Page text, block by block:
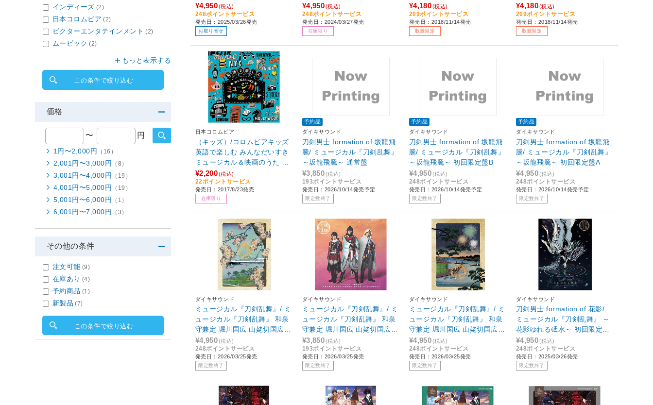
A
¥4,950(税込)
248ポイントサービス
発売日：2025/03/26発売
お取り寄せ
Op．5- 特装版（初回数量限定
生産盤）
¥4,950(税込)
248ポイントサービス
発売日：2024/03/27発売
在庫限り
～ 初回限定盤A 【sof001】
¥4,180(税込)
209ポイントサービス
発売日：2018/11/14発売
数量限定
～ 初回限定盤B 【sof001】
¥4,180(税込)
209ポイントサービス
発売日：2018/11/14発売
数量限定
日本コロムビア
（キッズ）/コロムビアキッズ
英語で楽しむ みんなだいすき
ミュージカル＆映画のうた CD
【864】
¥2,200(税込)
22ポイントサービス
発売日：2017/8/23発売
在庫限り
予約品
ダイキサウンド
刀剣男士 formation of 坂龍飛
騰/ ミュージカル『刀剣乱舞』
～坂龍飛騰～ 通常盤
¥3,850(税込)
193ポイントサービス
発売日：2026/10/14発売予定
限定数終了
予約品
ダイキサウンド
刀剣男士 formation of 坂龍飛
騰/ ミュージカル『刀剣乱舞』
～坂龍飛騰～ 初回限定盤B
¥4,950(税込)
248ポイントサービス
発売日：2026/10/14発売予定
限定数終了
予約品
ダイキサウンド
刀剣男士 formation of 坂龍飛
騰/ ミュージカル『刀剣乱舞』
～坂龍飛騰～ 初回限定盤A
¥4,950(税込)
248ポイントサービス
発売日：2026/10/14発売予定
限定数終了
ダイキサウンド
ミュージカル『刀剣乱舞』/ ミ
ュージカル『刀剣乱舞』 和泉
守兼定 堀川国広 山姥切国広
参騎出陣 ～八百八町膝栗毛～
初回限定盤A
¥4,950(税込)
248ポイントサービス
発売日：2026/03/25発売
限定数終了
ダイキサウンド
ミュージカル『刀剣乱舞』/ ミ
ュージカル『刀剣乱舞』 和泉
守兼定 堀川国広 山姥切国広
参騎出陣 ～八百八町膝栗毛～
通常盤
¥3,850(税込)
193ポイントサービス
発売日：2026/03/25発売
限定数終了
ダイキサウンド
ミュージカル『刀剣乱舞』/ ミ
ュージカル『刀剣乱舞』 和泉
守兼定 堀川国広 山姥切国広
参騎出陣 ～八百八町膝栗毛～
初回限定盤B
¥4,950(税込)
248ポイントサービス
発売日：2026/03/25発売
限定数終了
ダイキサウンド
刀剣男士 formation of 花影/
ミュージカル『刀剣乱舞』 ～
花影ゆれる砥水～ 初回限定盤
B
¥4,950(税込)
248ポイントサービス
発売日：2025/03/26発売
限定数終了
インディーズ (2)
日本コロムビア (2)
ビクターエンタテインメント (2)
ムービック (2)
もっと表示する
この条件で絞り込む
価格
〜 円
1円〜2,000円 （16）
2,001円〜3,000円 （8）
3,001円〜4,000円 （19）
4,001円〜5,000円 （19）
5,001円〜6,000円 （1）
6,001円〜7,000円 （3）
その他の条件
注文可能 (9)
在庫あり (4)
予約商品 (1)
新製品 (7)
この条件で絞り込む